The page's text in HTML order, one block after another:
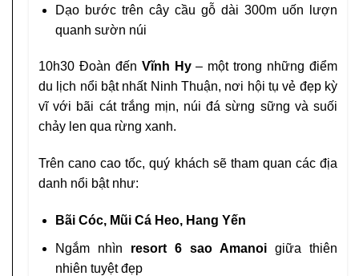
Dạo bước trên cây cầu gỗ dài 300m uốn lượn
quanh sườn núi
10h30 Đoàn đến Vĩnh Hy– một trong những điểm
du lịch nổi bật nhất Ninh Thuận, nơi hội tụ vẻ đẹp kỳ
vĩ với bãi cát trắng mịn, núi đá sừng sững và suối
chảy len qua rừng xanh.
Trên cano cao tốc, quý khách sẽ tham quan các địa
danh nổi bật như:
Bãi Cóc, Mũi Cá Heo, Hang Yến
Ngắm nhìn resort 6 sao Amanoigiữa thiên
nhiên tuyệt đẹp